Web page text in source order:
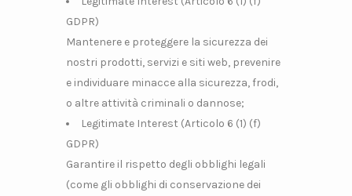
GDPR)
Mantenere e proteggere la sicurezza dei
nostri prodotti, servizi e siti web, prevenire
e individuare minacce alla sicurezza, frodi,
o altre attività criminali o dannose;
Legitimate Interest (Articolo 6 (1) (f)
GDPR)
Garantire il rispetto degli obblighi legali
(come gli obblighi di conservazione dei